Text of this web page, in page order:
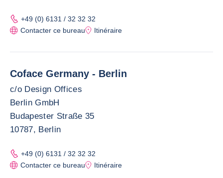
+49 (0) 6131 / 32 32 32
Contacter ce bureau
Itinéraire
Coface Germany - Berlin
c/o Design Offices
Berlin GmbH
Budapester Straße 35
10787, Berlin
+49 (0) 6131 / 32 32 32
Contacter ce bureau
Itinéraire